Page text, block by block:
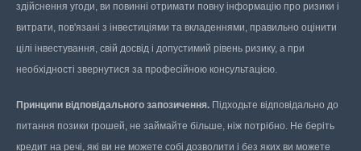
здійснення угоди, ви повинні отримати повну інформацію про ризики і
витрати, пов'язані з інвестиціями та вкладеннями, правильно оцінити
цілі інвестування, свій досвід і допустимий рівень ризику, а при
необхідності звернутися за професійною консультацією.
Принципи відповідального запозичення. Підходьте відповідально до
питання позики грошей, не займайте більше, ніж потрібно. Не беріть
кредит на речі, які ви не можете собі дозволити і без яких ви можете